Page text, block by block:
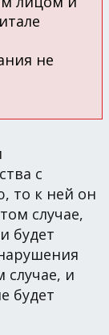
не
с
то к ней он
случае,
будет
и
будет